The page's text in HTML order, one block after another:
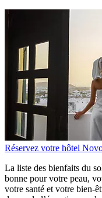
Réservez votre hôtel
La liste des bienfaits du
bonne pour votre peau,
votre santé et votre bien-